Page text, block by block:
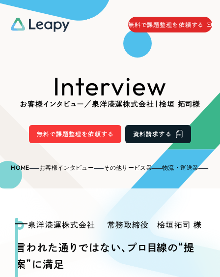
サービス
お役立ち情報
無料で課題整理を依頼する
058-215-0066
24時間受付
資料請求する
Webサイト制作
Company
お客様インタビュー／泉洋港運株式会社｜桧垣 拓司様
Interview
無料で課題整理を依頼する 資料請求する
HOME お客様インタビュー その他サービス業 物流・運送業 泉
泉洋港運株式会社 常務取締役 桧垣拓司 様
言われた通りではない、プロ目線の“提
案”に満足